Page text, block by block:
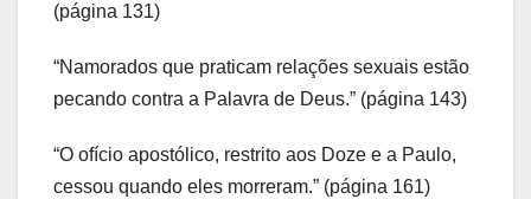
(página 131)
“Namorados que praticam relações sexuais estão
pecando contra a Palavra de Deus.” (página 143)
“O ofício apostólico, restrito aos Doze e a Paulo,
cessou quando eles morreram.” (página 161)